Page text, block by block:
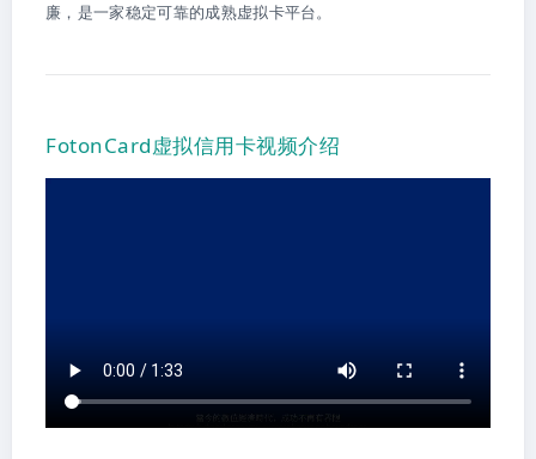
廉，是一家稳定可靠的成熟虚拟卡平台。
FotonCard虚拟信用卡视频介绍